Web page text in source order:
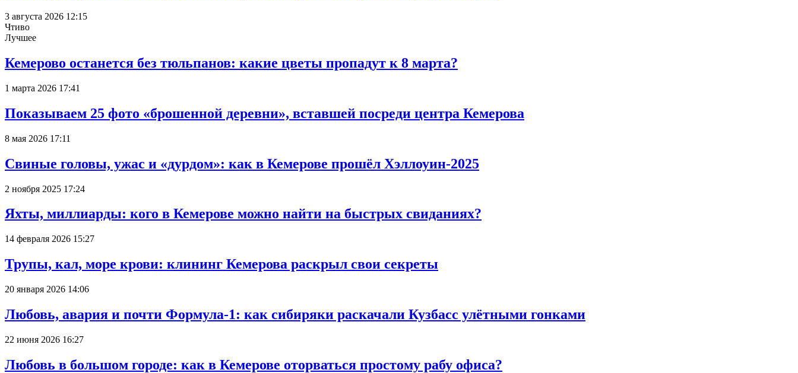
3 августа 2026 12:15
Чтиво
Лучшее
Кемерово останется без тюльпанов: какие цветы пропадут к 8 марта?
1 марта 2026 17:41
Показываем 25 фото «брошенной деревни», вставшей посреди центра Кемерова
8 мая 2026 17:11
Свиные головы, ужас и «дурдом»: как в Кемерове прошёл Хэллоуин-2025
2 ноября 2025 17:24
Яхты, миллиарды: кого в Кемерове можно найти на быстрых свиданиях?
14 февраля 2026 15:27
Трупы, кал, море крови: клининг Кемерова раскрыл свои секреты
20 января 2026 14:06
Любовь, авария и почти Формула-1: как сибиряки раскачали Кузбасс улётными гонками
22 июня 2026 16:27
Любовь в большом городе: как в Кемерове оторваться простому рабу офиса?